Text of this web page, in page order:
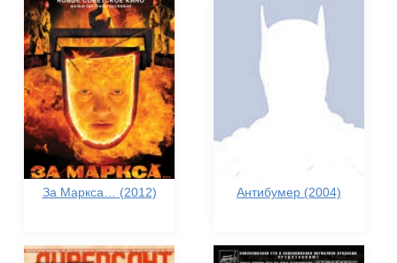
За Маркса… (2012) Антибумер (2004)